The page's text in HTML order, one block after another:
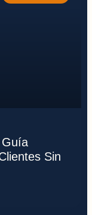
Guía
Sin